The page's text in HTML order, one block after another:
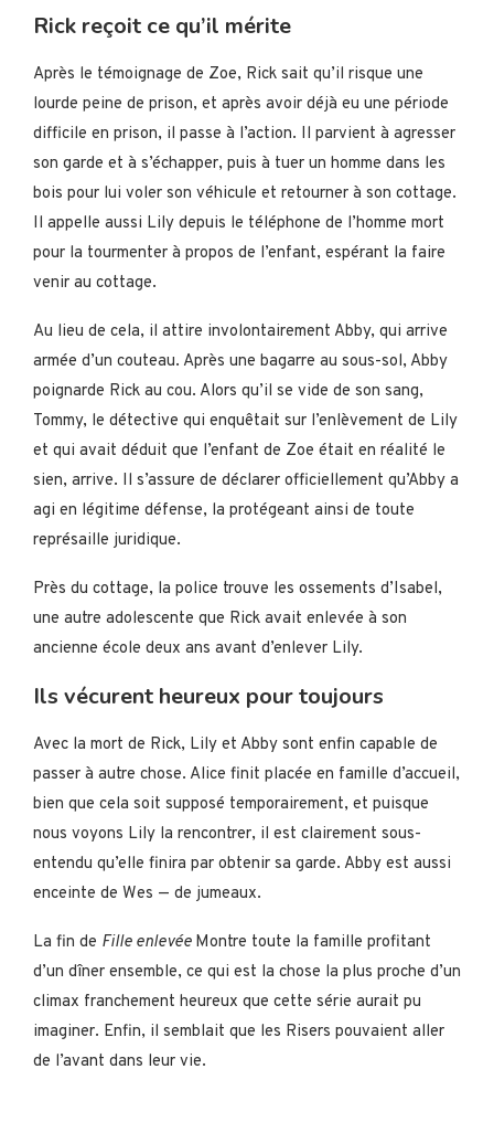
Rick reçoit ce qu’il mérite
Après le témoignage de Zoe, Rick sait qu’il risque une
lourde peine de prison, et après avoir déjà eu une période
difficile en prison, il passe à l’action. Il parvient à agresser
son garde et à s’échapper, puis à tuer un homme dans les
bois pour lui voler son véhicule et retourner à son cottage.
Il appelle aussi Lily depuis le téléphone de l’homme mort
pour la tourmenter à propos de l’enfant, espérant la faire
venir au cottage.
Au lieu de cela, il attire involontairement Abby, qui arrive
armée d’un couteau. Après une bagarre au sous-sol, Abby
poignarde Rick au cou. Alors qu’il se vide de son sang,
Tommy, le détective qui enquêtait sur l’enlèvement de Lily
et qui avait déduit que l’enfant de Zoe était en réalité le
sien, arrive. Il s’assure de déclarer officiellement qu’Abby a
agi en légitime défense, la protégeant ainsi de toute
représaille juridique.
Près du cottage, la police trouve les ossements d’Isabel,
une autre adolescente que Rick avait enlevée à son
ancienne école deux ans avant d’enlever Lily.
Ils vécurent heureux pour toujours
Avec la mort de Rick, Lily et Abby sont enfin capable de
passer à autre chose. Alice finit placée en famille d’accueil,
bien que cela soit supposé temporairement, et puisque
nous voyons Lily la rencontrer, il est clairement sous-
entendu qu’elle finira par obtenir sa garde. Abby est aussi
enceinte de Wes — de jumeaux.
La fin de Fille enlevée Montre toute la famille profitant
d’un dîner ensemble, ce qui est la chose la plus proche d’un
climax franchement heureux que cette série aurait pu
imaginer. Enfin, il semblait que les Risers pouvaient aller
de l’avant dans leur vie.